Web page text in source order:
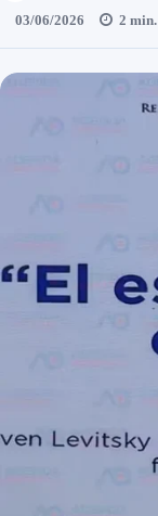
03/06/2026 2 min.